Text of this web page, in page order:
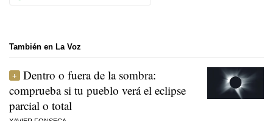
También en La Voz
Dentro o fuera de la sombra:
comprueba si tu pueblo verá el eclipse
parcial o total